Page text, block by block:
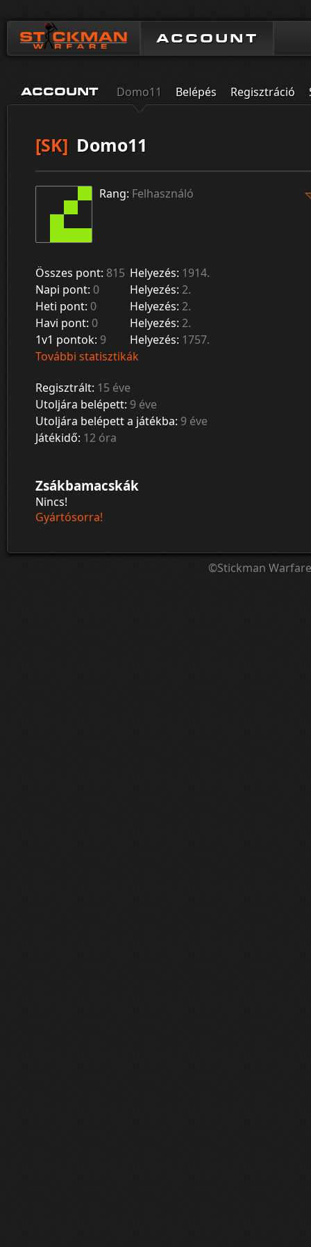
ACCOUNT
ACCOUNT Domo11 Belépés Regisztráció
[SK] Domo11
Rang: Felhasználó
Összes pont: 815 Helyezés: 1914.
Napi pont: 0 Helyezés: 2.
Heti pont: 0 Helyezés: 2.
Havi pont: 0 Helyezés: 2.
1v1 pontok: 9 Helyezés: 1757.
További statisztikák
Regisztrált: 15 éve
Utoljára belépett: 9 éve
Utoljára belépett a játékba: 9 éve
Játékidő: 12 óra
Zsákbamacskák
Nincs!
Gyártósorra!
©Stickman Warfare